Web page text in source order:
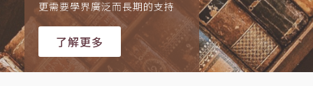
更需要學界廣泛而長期的支持
了解更多